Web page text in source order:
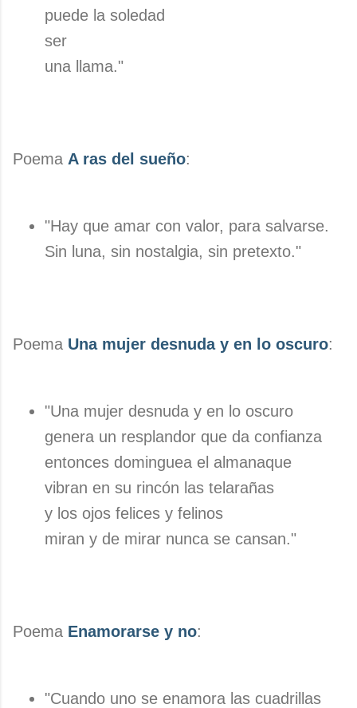
puede la soledad
ser
una llama."
Poema A ras del sueño:
"Hay que amar con valor, para salvarse.
Sin luna, sin nostalgia, sin pretexto."
Poema Una mujer desnuda y en lo oscuro:
"Una mujer desnuda y en lo oscuro
genera un resplandor que da confianza
entonces dominguea el almanaque
vibran en su rincón las telarañas
y los ojos felices y felinos
miran y de mirar nunca se cansan."
Poema Enamorarse y no:
"Cuando uno se enamora las cuadrillas